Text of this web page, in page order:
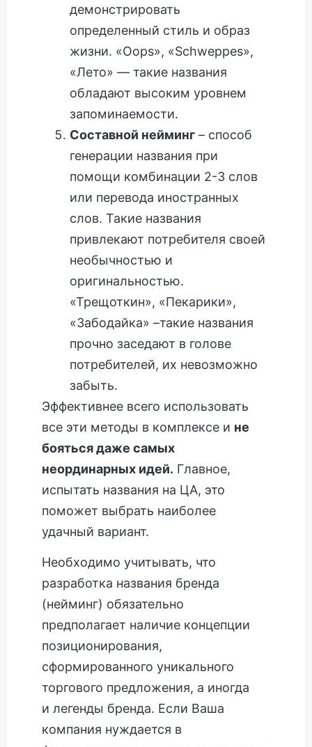
демонстрировать
определенный стиль и образ
жизни. «Oops», «Schweppes»,
«Лето» — такие названия
обладают высоким уровнем
запоминаемости.
Составной нейминг – способ
генерации названия при
помощи комбинации 2-3 слов
или перевода иностранных
слов. Такие названия
привлекают потребителя своей
необычностью и
оригинальностью.
«Трещоткин», «Пекарики»,
«Забодайка» –такие названия
прочно заседают в голове
потребителей, их невозможно
забыть.
Эффективнее всего использовать
все эти методы в комплексе и не
бояться даже самых
неординарных идей. Главное,
испытать названия на ЦА, это
поможет выбрать наиболее
удачный вариант.
Необходимо учитывать, что
разработка названия бренда
(нейминг) обязательно
предполагает наличие концепции
позиционирования,
сформированного уникального
торгового предложения, а иногда
и легенды бренда. Если Ваша
компания нуждается в